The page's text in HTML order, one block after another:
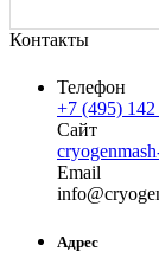
Контакты
Телефон
+7 (495)
Сайт
Email
info@
Адрес